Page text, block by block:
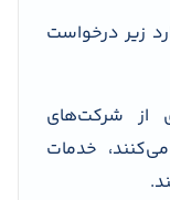
زیر درخواست
از شرکت‌های
خدمات